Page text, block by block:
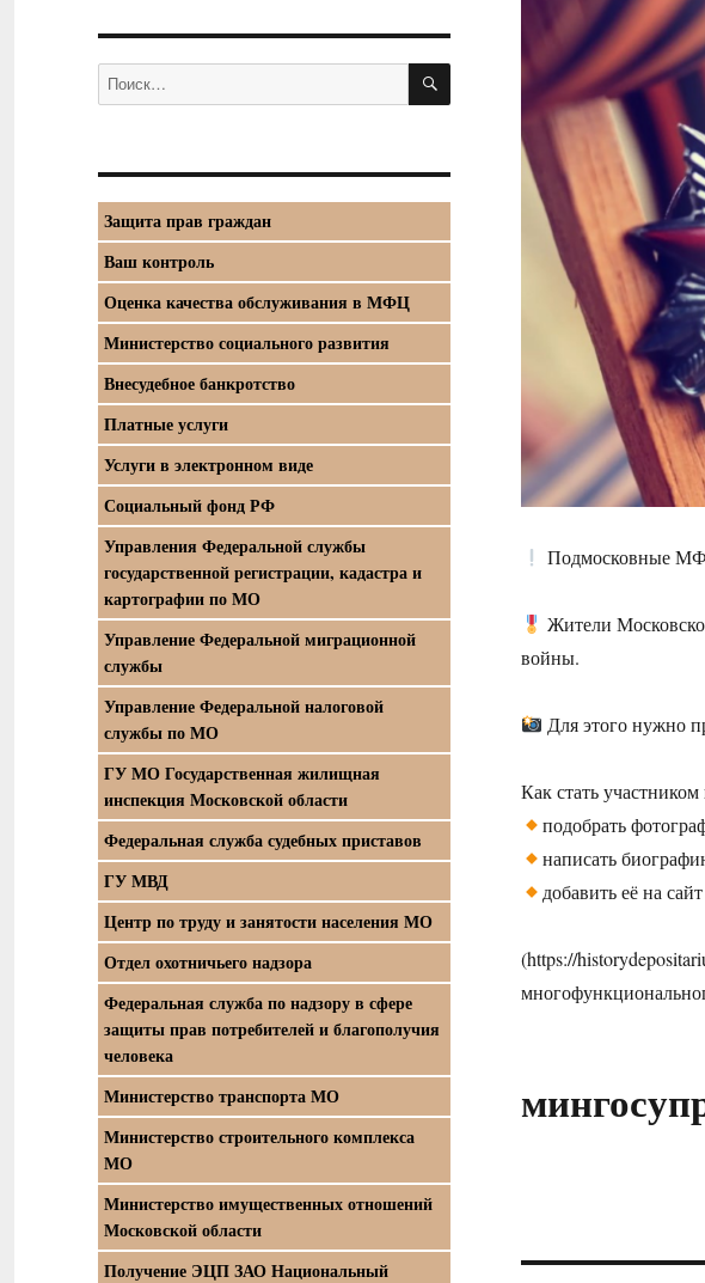
Подмосковные
Жители
войны.
Для этого нужно
Как стать участником
подобрать
написать
добавить её на
(https://
Искать: ПОИСК
Защита прав граждан
Ваш контроль
Оценка качества обслуживания в МФЦ
Министерство социального развития
Внесудебное банкротство
Платные услуги
Услуги в электронном виде
Социальный фонд РФ
Управления Федеральной службы
государственной регистрации, кадастра и
картографии по МО
Управление Федеральной миграционной
службы
Управление Федеральной налоговой
службы по МО
ГУ МО Государственная жилищная
инспекция Московской области
Федеральная служба судебных приставов
ГУ МВД
Центр по труду и занятости населения МО
Отдел охотничьего надзора
Федеральная служба по надзору в сфере
защиты прав потребителей и благополучия
человека
Министерство транспорта МО
Министерство строительного комплекса
МО
Министерство имущественных отношений
Московской области
Получение ЭЦП ЗАО Национальный